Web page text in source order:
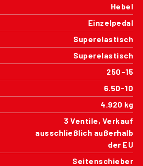
Hebel
Einzelpedal
Superelastisch
Superelastisch
250-15
6.50-10
4.920 kg
3 Ventile, Verkauf
ausschließlich außerhalb
der EU
Seitenschieber